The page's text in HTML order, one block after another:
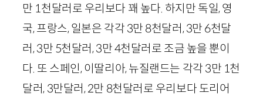
만 1천달러로 우리보다 꽤 높다. 하지만 독일, 영
국, 프랑스, 일본은 각각 3만 8천달러,3만 6천달
러,3만 5천달러,3만4천달러로 조금 높을 뿐이
다. 또 스페인, 이딸리아, 뉴질랜드는 각각 3만 1천
달러, 3만달러,2만 8천달러로 우리보다 도리어